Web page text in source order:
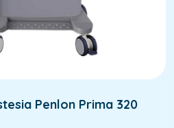
Penlon Prima 320